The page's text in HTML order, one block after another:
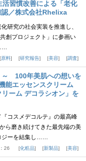
習慣改善による「老化
／株式会社Rhelixa
研究の社会実装を推進し、
創プロジェクト」に参画い
原料 研究報告 美容 調査
～ 100年美肌への想いを
能エッセンスクリーム
ーム デコラシオン」を
コスメデコルテ』の最高峰
ら磨き続けてきた最先端の美
ジーを結集し……
26 化粧品 新製品 美容